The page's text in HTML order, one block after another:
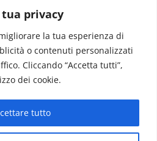
privacy
la tua esperienza di
o contenuti personalizzati
Cliccando “Accetta tutti”,
dei cookie.
tutto
la città EVENTI
Salute